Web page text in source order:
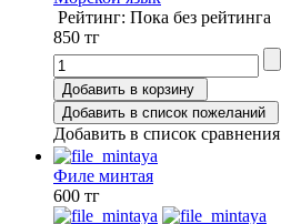
Рейтинг: Пока без рейтинга
850 тг
Добавить в корзину
Добавить в список пожеланий
Добавить в список сравнения
Филе минтая
600 тг